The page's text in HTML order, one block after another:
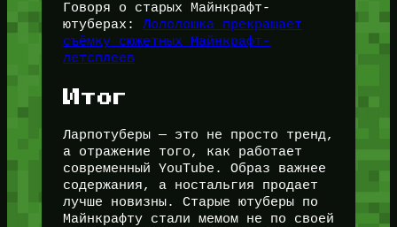
Говоря о старых Майнкрафт-
ютуберах: Лололошка прекращает
съёмку сюжетных Майнкрафт-
летсплеев
Итог
Ларпотуберы — это не просто тренд,
а отражение того, как работает
современный YouTube. Образ важнее
содержания, а ностальгия продает
лучше новизны. Старые ютуберы по
Майнкрафту стали мемом не по своей